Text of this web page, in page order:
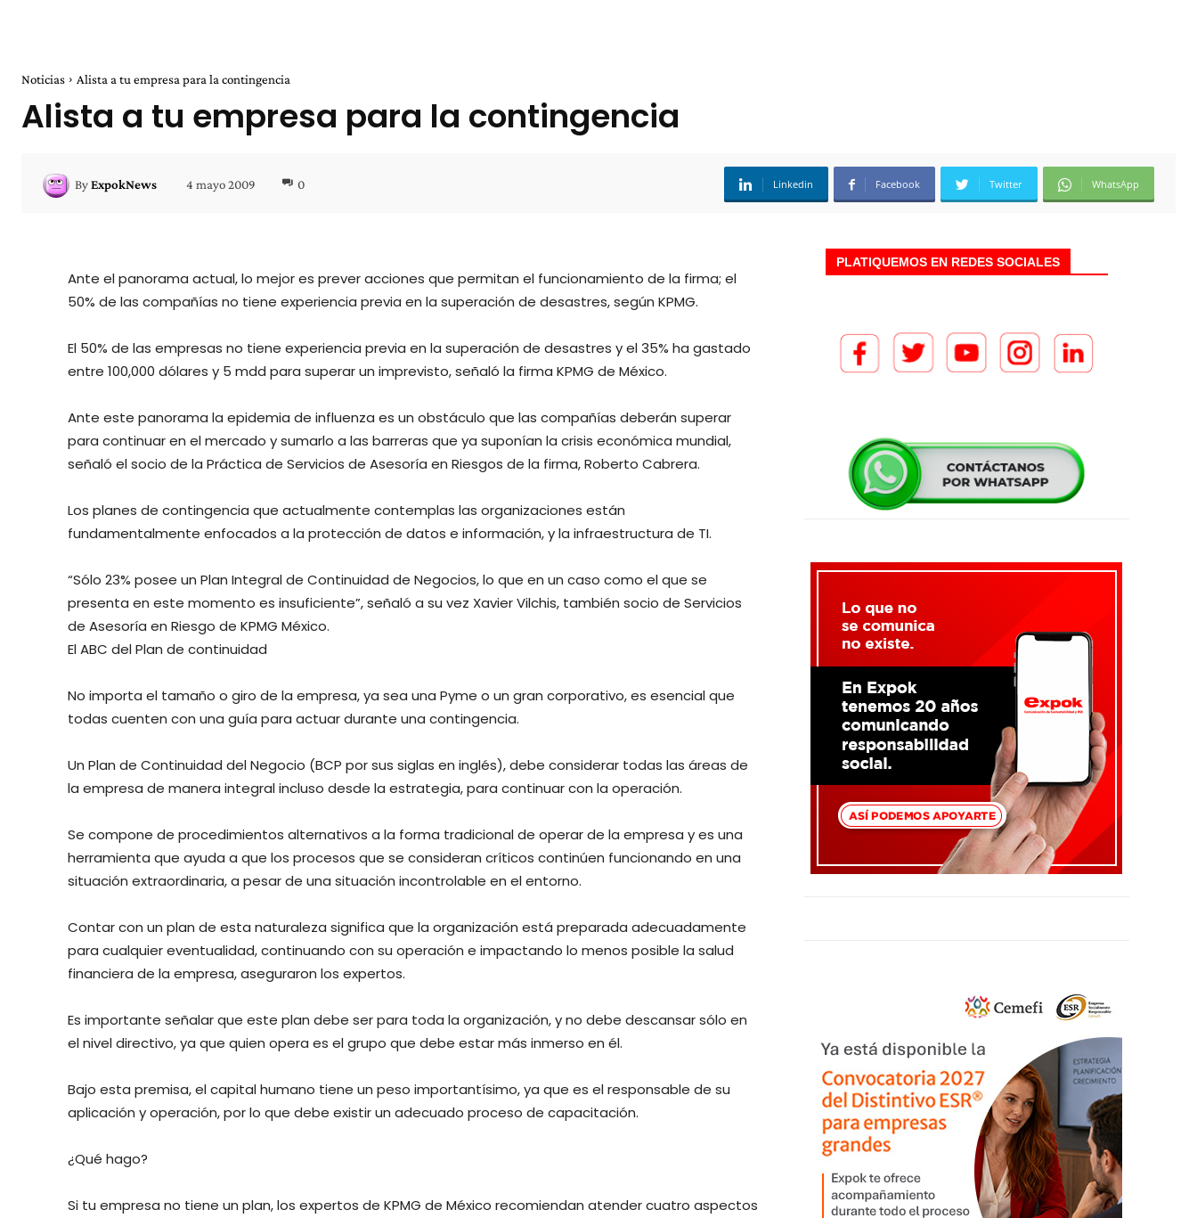
Noticias Alista a tu empresa para la contingencia
Alista a tu empresa para la contingencia
ByExpokNews 4 mayo 2009 0 Linkedin Facebook Twitter WhatsApp
Ante el panorama actual, lo mejor es prever acciones que permitan el funcionamiento de la firma; el
50% de las compañías no tiene experiencia previa en la superación de desastres, según KPMG.
El 50% de las empresas no tiene experiencia previa en la superación de desastres y el 35% ha gastado
entre 100,000 dólares y 5 mdd para superar un imprevisto, señaló la firma KPMG de México.
Ante este panorama la epidemia de influenza es un obstáculo que las compañías deberán superar
para continuar en el mercado y sumarlo a las barreras que ya suponían la crisis económica mundial,
señaló el socio de la Práctica de Servicios de Asesoría en Riesgos de la firma, Roberto Cabrera.
Los planes de contingencia que actualmente contemplas las organizaciones están
fundamentalmente enfocados a la protección de datos e información, y la infraestructura de TI.
“Sólo 23% posee un Plan Integral de Continuidad de Negocios, lo que en un caso como el que se
presenta en este momento es insuficiente”, señaló a su vez Xavier Vilchis, también socio de Servicios
de Asesoría en Riesgo de KPMG México.
El ABC del Plan de continuidad
No importa el tamaño o giro de la empresa, ya sea una Pyme o un gran corporativo, es esencial que
todas cuenten con una guía para actuar durante una contingencia.
Un Plan de Continuidad del Negocio (BCP por sus siglas en inglés), debe considerar todas las áreas de
la empresa de manera integral incluso desde la estrategia, para continuar con la operación.
Se compone de procedimientos alternativos a la forma tradicional de operar de la empresa y es una
herramienta que ayuda a que los procesos que se consideran críticos continúen funcionando en una
situación extraordinaria, a pesar de una situación incontrolable en el entorno.
Contar con un plan de esta naturaleza significa que la organización está preparada adecuadamente
para cualquier eventualidad, continuando con su operación e impactando lo menos posible la salud
financiera de la empresa, aseguraron los expertos.
Es importante señalar que este plan debe ser para toda la organización, y no debe descansar sólo en
el nivel directivo, ya que quien opera es el grupo que debe estar más inmerso en él.
Bajo esta premisa, el capital humano tiene un peso importantísimo, ya que es el responsable de su
aplicación y operación, por lo que debe existir un adecuado proceso de capacitación.
¿Qué hago?
Si tu empresa no tiene un plan, los expertos de KPMG de México recomiendan atender cuatro aspectos
PLATIQUEMOS EN REDES SOCIALES